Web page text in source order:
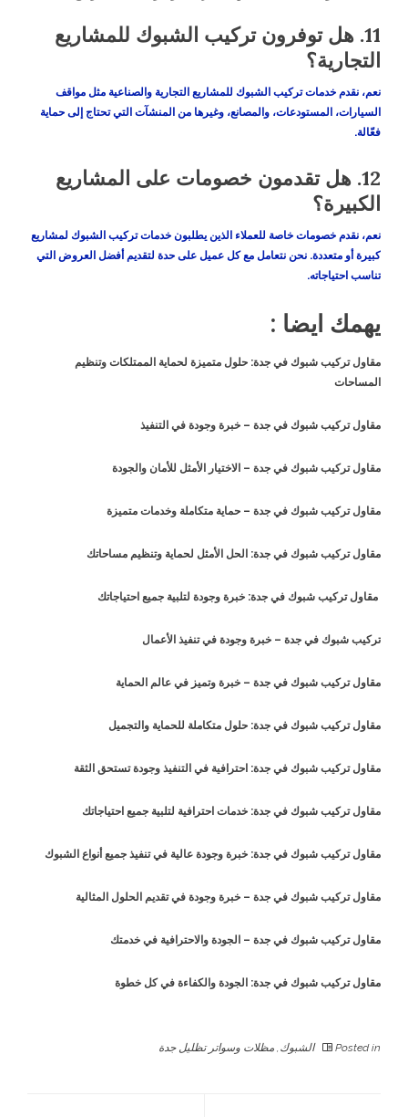
11. هل توفرون تركيب الشبوك للمشاريع
التجارية؟
نعم، نقدم خدمات تركيب الشبوك للمشاريع التجارية والصناعية مثل مواقف
السيارات، المستودعات، والمصانع، وغيرها من المنشآت التي تحتاج إلى حماية
فعّالة.
12. هل تقدمون خصومات على المشاريع
الكبيرة؟
نعم، نقدم خصومات خاصة للعملاء الذين يطلبون خدمات تركيب الشبوك لمشاريع
كبيرة أو متعددة. نحن نتعامل مع كل عميل على حدة لتقديم أفضل العروض التي
تناسب احتياجاته.
يهمك ايضا :
مقاول تركيب شبوك في جدة: حلول متميزة لحماية الممتلكات وتنظيم
المساحات
مقاول تركيب شبوك في جدة – خبرة وجودة في التنفيذ
مقاول تركيب شبوك في جدة – الاختيار الأمثل للأمان والجودة
مقاول تركيب شبوك في جدة – حماية متكاملة وخدمات متميزة
مقاول تركيب شبوك في جدة: الحل الأمثل لحماية وتنظيم مساحاتك
مقاول تركيب شبوك في جدة: خبرة وجودة لتلبية جميع احتياجاتك
تركيب شبوك في جدة – خبرة وجودة في تنفيذ الأعمال
مقاول تركيب شبوك في جدة – خبرة وتميز في عالم الحماية
مقاول تركيب شبوك في جدة: حلول متكاملة للحماية والتجميل
مقاول تركيب شبوك في جدة: احترافية في التنفيذ وجودة تستحق الثقة
مقاول تركيب شبوك في جدة: خدمات احترافية لتلبية جميع احتياجاتك
مقاول تركيب شبوك في جدة: خبرة وجودة عالية في تنفيذ جميع أنواع الشبوك
مقاول تركيب شبوك في جدة – خبرة وجودة في تقديم الحلول المثالية
مقاول تركيب شبوك في جدة – الجودة والاحترافية في خدمتك
مقاول تركيب شبوك في جدة: الجودة والكفاءة في كل خطوة
Posted in الشبوك , مظلات وسواتر تظليل جدة